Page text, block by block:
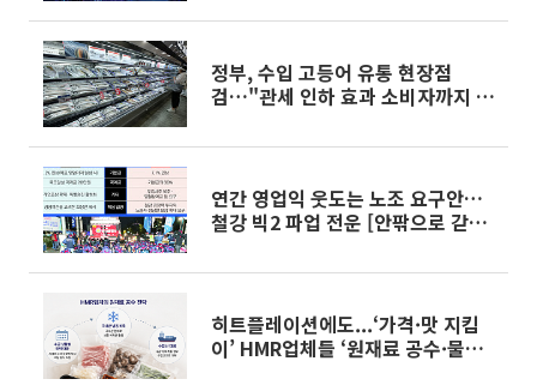
진행
정부, 수입 고등어 유통 현장점
검…"관세 인하 효과 소비자까지 전
연간 영업익 웃도는 노조 요구안…
철강 빅2 파업 전운 [안팎으로 갇힌
히트플레이션에도...‘가격·맛 지킴
이’ HMR업체들 ‘원재료 공수·물량